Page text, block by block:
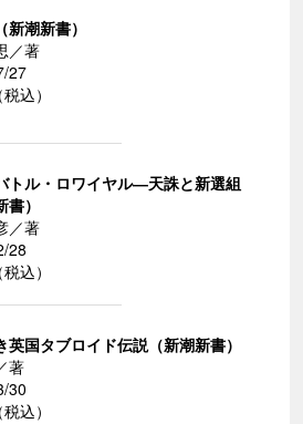
新潮新書）
／著
27
込）
ル・ロワイヤル―天誅と新選組
書）
／著
28
込）
英国タブロイド伝説（新潮新書）
著
30
込）